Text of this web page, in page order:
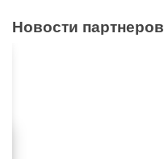
Новости партнеров